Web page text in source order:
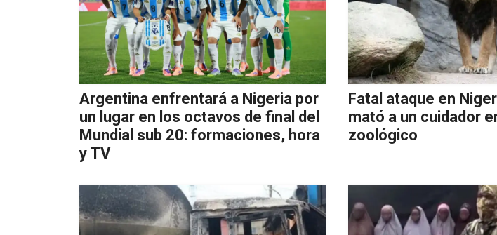
Argentina enfrentará a Nigeria por
un lugar en los octavos de final del
Mundial sub 20: formaciones, hora
y TV
Fatal ataque en
mató a un cuidador
zoológico